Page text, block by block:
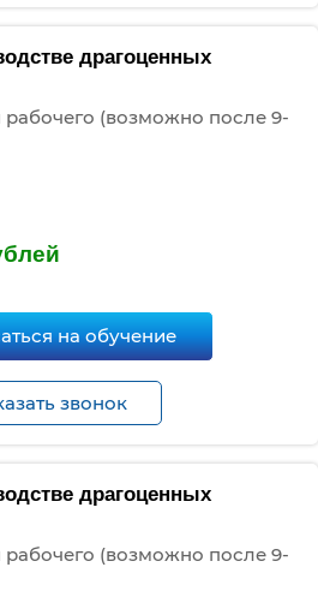
драгоценных
(возможно после 9-
на обучение
звонок
драгоценных
(возможно после 9-